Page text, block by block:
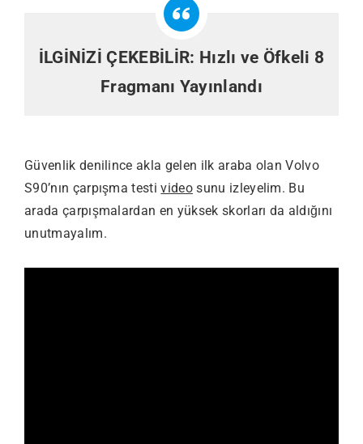
İLGİNİZİ ÇEKEBİLİR: Hızlı ve Öfkeli 8
Fragmanı Yayınlandı
Güvenlik denilince akla gelen ilk araba olan Volvo
S90’nın çarpışma testivideosunu izleyelim. Bu
arada çarpışmalardan en yüksek skorları da aldığını
unutmayalım.